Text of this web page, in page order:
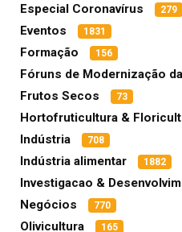
Especial Coronavírus 279
Eventos 1831
Formação 156
Fóruns de Modernização
Frutos Secos 73
Hortofruticultura &
Indústria 708
Indústria alimentar 1882
Investigacao &
Negócios 770
Olivicultura 165